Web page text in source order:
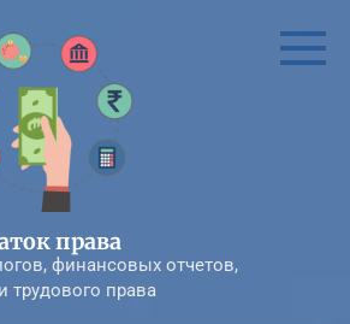
права
финансовых отчетов,
трудового права